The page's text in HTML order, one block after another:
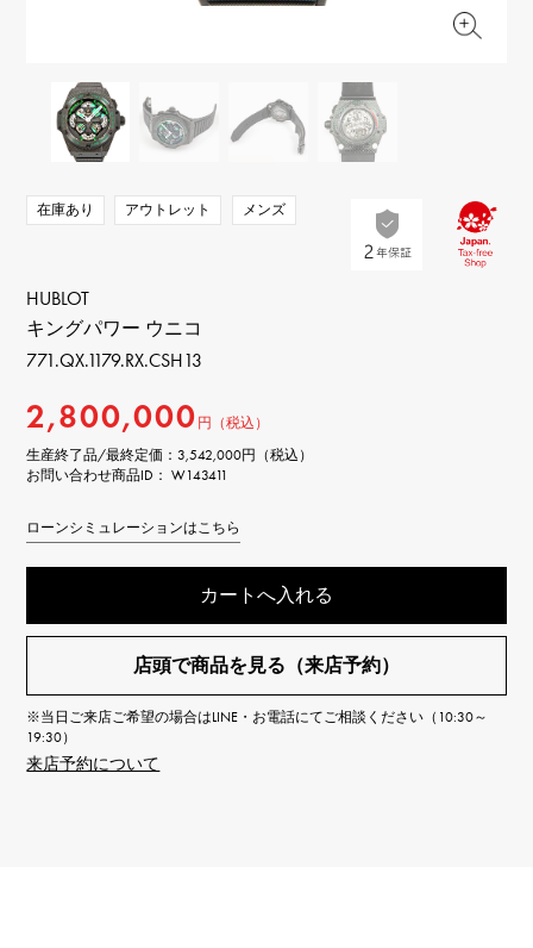
ZENITH
ゼニス
TAG HEUER
タグホイヤー
DUNAMIS
デュナミス
TABLE CLOCK
置き時計
VINTAGE WATCH
ヴィンテージウォッチ
オリジナルジュエリー一覧へ
在庫あり アウトレット メンズ
HUBLOT
キングパワー ウニコ
771.QX.1179.RX.CSH13
2,800,000 円（税込）
生産終了品/最終定価：3,542,000円（税込）
お問い合わせ商品ID： W143411
ローンシミュレーションはこちら
カートへ入れる
店頭で商品を見る（来店予約）
※当日ご来店ご希望の場合はLINE・お電話にてご相談ください（10:30～
19:30）
来店予約について